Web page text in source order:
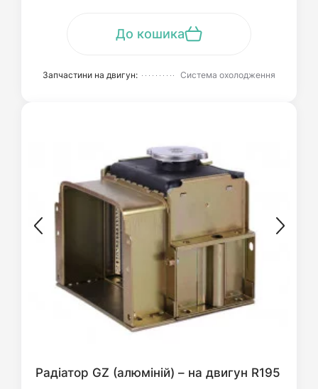
До кошика
Запчастини на двигун: Система охолодження
Радіатор GZ (алюміній) – на двигун R195